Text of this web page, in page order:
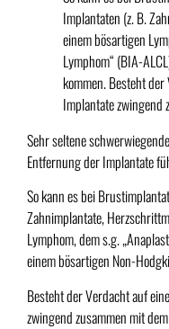
Implantaten (z. B.
einem bösartigen
Lymphom“ (BIA-
kommen. Besteht
Implantate zwingend
Sehr seltene
Entfernung der Implantate
So kann es bei
Zahnimplantate,
Lymphom, dem s.g.
einem bösartigen Non-
Besteht der Verdacht auf
zwingend zusammen mit